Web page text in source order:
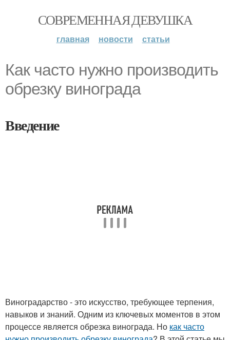
СОВРЕМЕННАЯ ДЕВУШКА
главная новости статьи
Как часто нужно производить
обрезку винограда
Введение
Виноградарство - это искусство, требующее терпения,
навыков и знаний. Одним из ключевых моментов в этом
процессе является обрезка винограда. Но как часто